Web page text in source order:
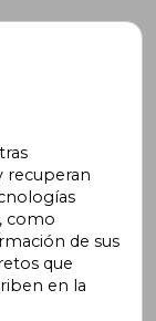
recuperan
como
de sus
que
en la